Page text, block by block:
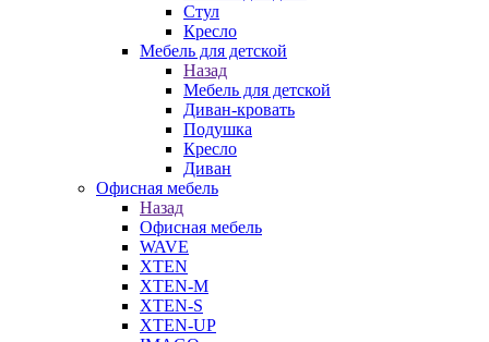
Стул
Кресло
Мебель для детской
Назад
Мебель для детской
Диван-кровать
Подушка
Кресло
Диван
Офисная мебель
Назад
Офисная мебель
WAVE
XTEN
XTEN-M
XTEN-S
XTEN-UP